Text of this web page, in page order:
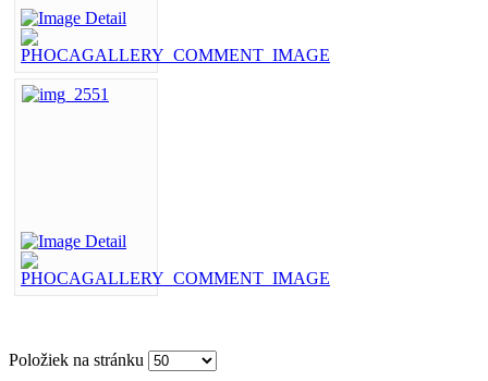
Položiek na stránku